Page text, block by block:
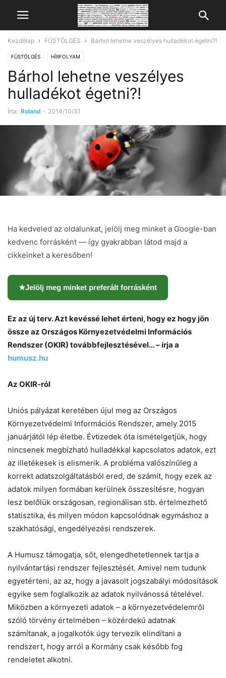
Kezdőlap FÜSTÖLGÉS Bárhol lehetne veszélyes hulladékot égetni?!
FÜSTÖLGÉS HÍRFOLYAM
Bárhol lehetne veszélyes
hulladékot égetni?!
Írta: Roland - 2014/10/31
Ha kedveled az oldalunkat, jelölj meg minket a Google-ban
kedvenc forrásként — így gyakrabban látod majd a
cikkeinket a keresőben!
★Jelölj meg minket preferált forrásként
Ez az új terv. Azt kevéssé lehet érteni, hogy ez hogy jön
össze az Országos Környezetvédelmi Információs
Rendszer (OKIR) továbbfejlesztésével… – írja a
humusz.hu
Az OKIR-ról
Uniós pályázat keretében újul meg az Országos
Környezetvédelmi Információs Rendszer, amely 2015
januárjától lép életbe. Évtizedek óta ismételgetjük, hogy
nincsenek megbízható hulladékkal kapcsolatos adatok, ezt
az illetékesek is elismerik. A probléma valószínűleg a
korrekt adatszolgáltatásból ered, de számít, hogy ezek az
adatok milyen formában kerülnek összesítésre, hogyan
lesz belőlük országosan, regionálisan stb. értelmezhető
statisztika, és milyen módon kapcsolódnak egymáshoz a
szakhatósági, engedélyezési rendszerek.
A Humusz támogatja, sőt, elengedhetetlennek tartja a
nyilvántartási rendszer fejlesztését. Amivel nem tudunk
egyetérteni, az az, hogy a javasolt jogszabályi módosítások
egyike sem foglalkozik az adatok nyilvánossá tételével.
Miközben a környezeti adatok – a környezetvédelemről
szóló törvény értelmében – közérdekű adatnak
számítanak, a jogalkotók úgy tervezik elindítani a
rendszert, hogy arról a Kormány csak később fog
rendeletet alkotni.
Chat
Helló! Miben segíthetek ma?